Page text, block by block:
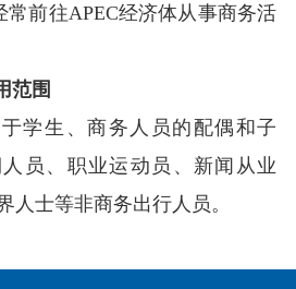
常前往APEC经济体从事商务活
范围
学生、商务人员的配偶和子
员、职业运动员、新闻从业
人士等非商务出行人员。